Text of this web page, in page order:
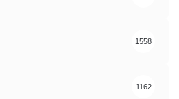
1558
1162